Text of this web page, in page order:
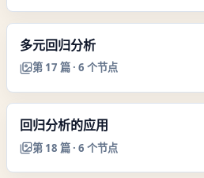
多元回归分析
第 17 篇 · 6 个节点
回归分析的应用
第 18 篇 · 6 个节点